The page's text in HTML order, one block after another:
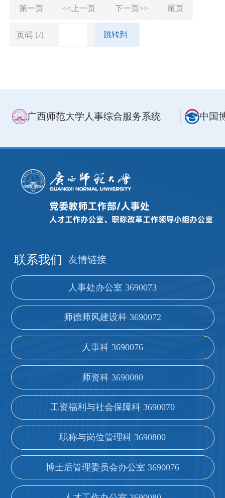
第一页 <<上一页 下一页>> 尾页
页码 1/1 跳转到
广西师范大学人事综合服务系统 中国
联系我们 友情链接
人事处办公室 3690073
师德师风建设科 3690072
人事科 3690076
师资科 3690080
工资福利与社会保障科 3690070
职称与岗位管理科 3690800
博士后管理委员会办公室 3690076